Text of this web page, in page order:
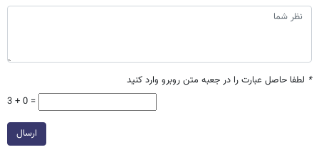
* لطفا حاصل عبارت را در جعبه متن روبرو وارد کنید
3 + 0 =
ارسال